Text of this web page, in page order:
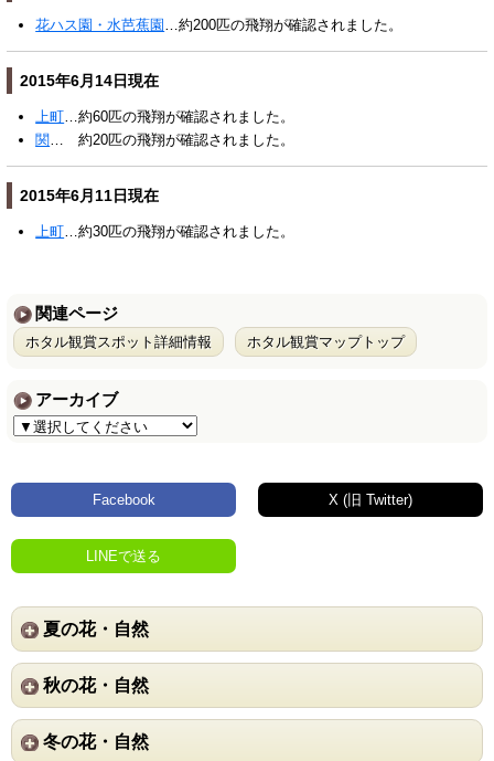
花ハス園・水芭蕉園 …約200匹の飛翔が確認されました。
2015年6月14日現在
上町…約60匹の飛翔が確認されました。
関… 約20匹の飛翔が確認されました。
2015年6月11日現在
上町…約30匹の飛翔が確認されました。
関連ページ
ホタル観賞スポット詳細情報 ホタル観賞マップトップ
アーカイブ
Facebook X (旧 Twitter)
LINEで送る
夏の花・自然
秋の花・自然
冬の花・自然